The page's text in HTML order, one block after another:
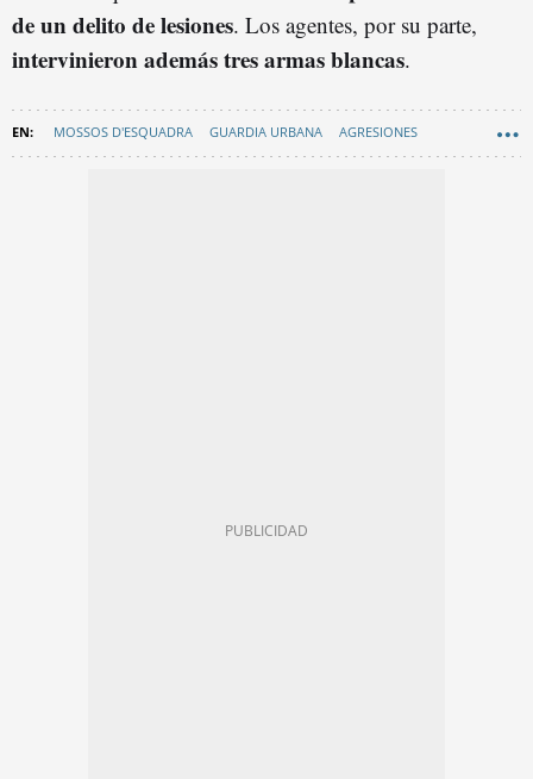
de un delito de lesiones. Los agentes, por su parte,
intervinieron además tres armas blancas.
MOSSOS D'ESQUADRA GUARDIA URBANA AGRESIONES